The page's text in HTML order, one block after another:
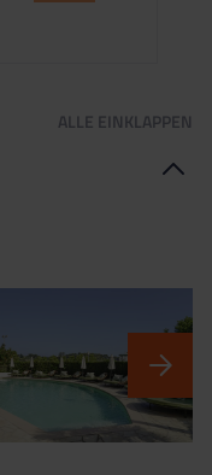
ALLE EINKLAPPEN